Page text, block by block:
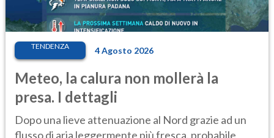
TENDENZA 4 Agosto 2026
Meteo, la calura non mollerà la
presa. I dettagli
Dopo una lieve attenuazione al Nord grazie ad un
flusso di aria leggermente più fresca, probabile